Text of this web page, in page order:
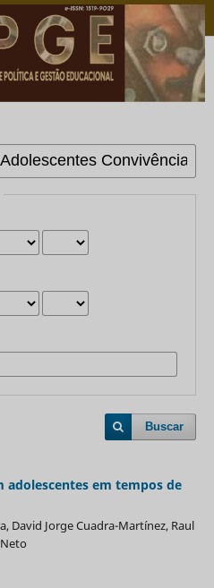
Buscar
em tempos de
David Jorge Cuadra-Martínez, Raul